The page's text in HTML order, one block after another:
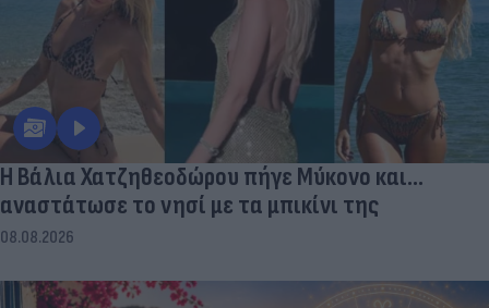
Η Βάλια Χατζηθεοδώρου πήγε Μύκονο και...
αναστάτωσε το νησί με τα μπικίνι της
08.08.2026